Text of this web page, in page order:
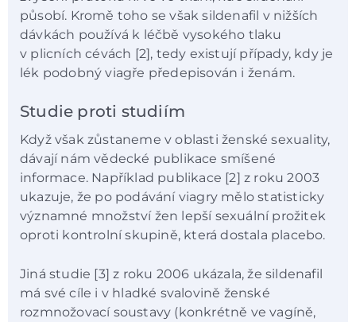
působí. Kromě toho se však sildenafil v nižších
dávkách používá k léčbě vysokého tlaku
v plicních cévách [2], tedy existují případy, kdy je
lék podobný viagře předepisován i ženám.
Studie proti studiím
Když však zůstaneme v oblasti ženské sexuality,
dávají nám vědecké publikace smíšené
informace. Například publikace [2] z roku 2003
ukazuje, že po podávání viagry mělo statisticky
významné množství žen lepší sexuální prožitek
oproti kontrolní skupině, která dostala placebo.
Jiná studie [3] z roku 2006 ukázala, že sildenafil
má své cíle i v hladké svalovině ženské
rozmnožovací soustavy (konkrétně ve vagíně,